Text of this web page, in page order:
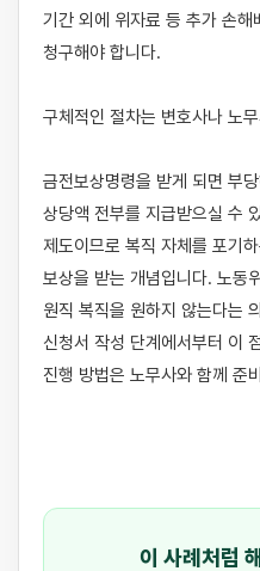
기간 외에 위자료 등 추가 손
청구해야 합니다.
구체적인 절차는 변호사나 노
금전보상명령을 받게 되면 부
상당액 전부를 지급받으실 수
제도이므로 복직 자체를 포기
보상을 받는 개념입니다. 노동
원직 복직을 원하지 않는다는
신청서 작성 단계에서부터 이
진행 방법은 노무사와 함께 준
이 사례처럼